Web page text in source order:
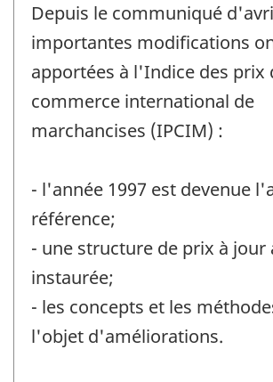
référence
de
changement
-
Depuis le communiqué
importantes modifications
apportées à l'Indice des prix
commerce international de
marchancises (IPCIM) :
- l'année 1997 est devenue
référence;
- une structure de prix à jour
instaurée;
- les concepts et les
l'objet d'améliorations.